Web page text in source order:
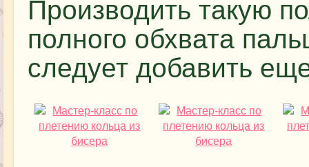
Производить такую
полного обхвата
следует добавить